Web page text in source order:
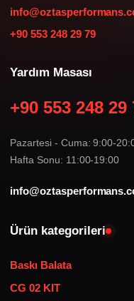
+90 553 248 29 79
Yardım Masası
+90 553 248 29
Pazartesi - Cuma: 9:00-
Hafta Sonu: 11:00-19:00
Ürün kategorileri
Baskı Balata
CG 02 KIT